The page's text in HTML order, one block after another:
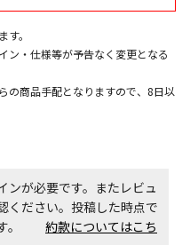
な商品です。別途費用が発
かかる商品です
。
ン・仕様等が予告なく変更となる
の商品手配となりますので、8日以
ンが必要です。またレビュ
ください。投稿した時点で
す。 約款についてはこち